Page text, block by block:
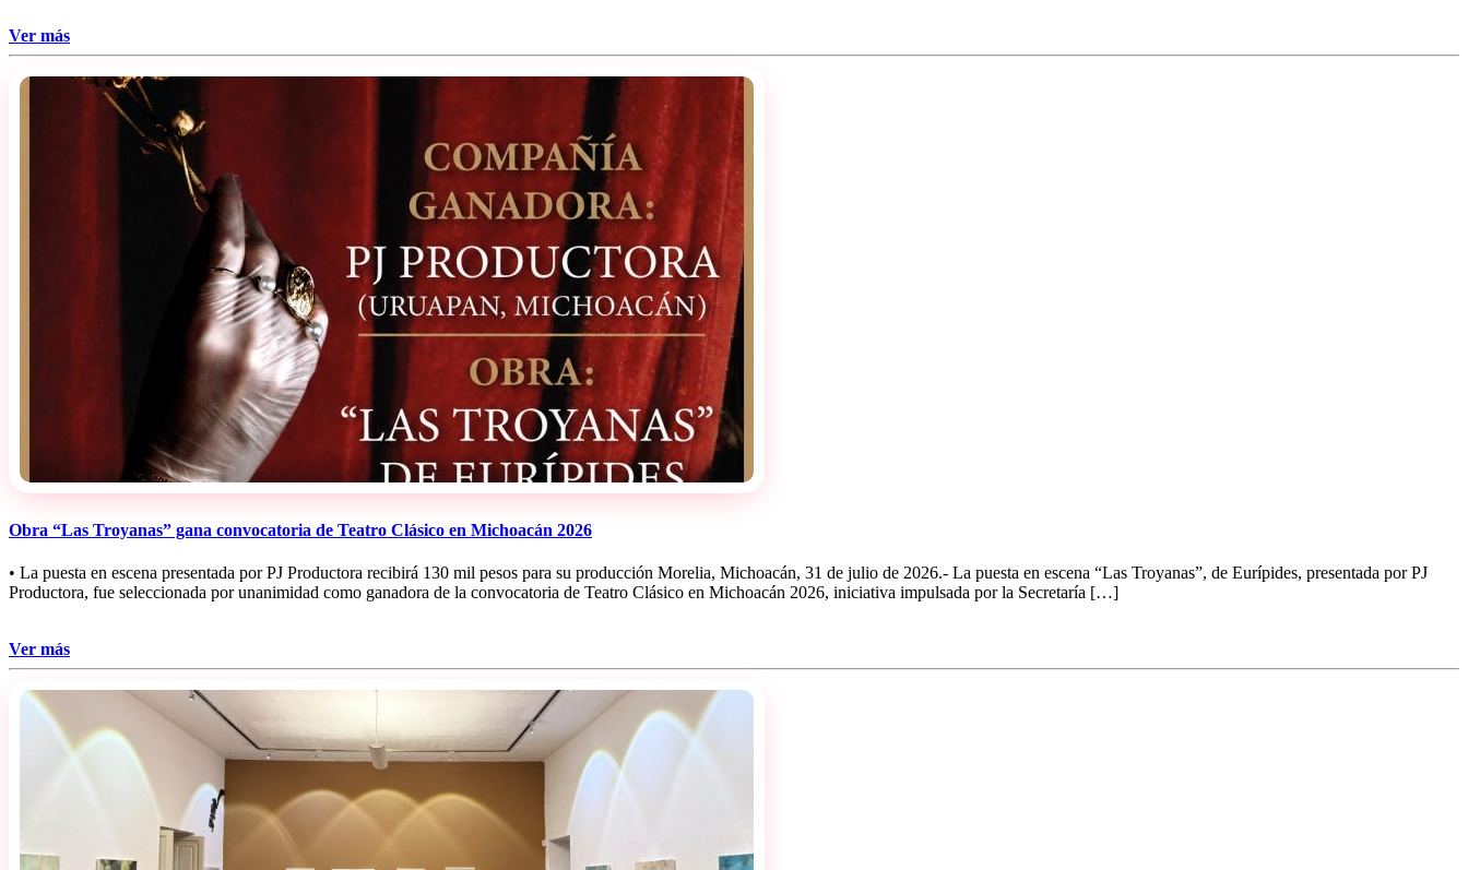
Ver más
Obra “Las Troyanas” gana convocatoria de Teatro Clásico en Michoacán 2026
• ⁠La puesta en escena presentada por PJ Productora recibirá 130 mil pesos para su producción Morelia, Michoacán, 31 de julio de 2026.- La puesta en escena “Las Troyanas”, de Eurípides, presentada por PJ
Productora, fue seleccionada por unanimidad como ganadora de la convocatoria de Teatro Clásico en Michoacán 2026, iniciativa impulsada por la Secretaría […]
Ver más